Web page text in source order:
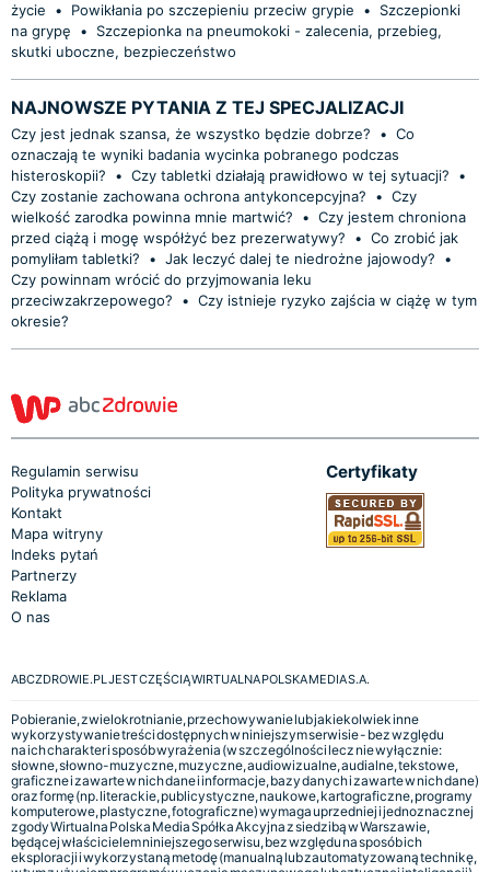
życie
• Powikłania po szczepieniu przeciw grypie •
Szczepionki
na grypę
•
Szczepionka na pneumokoki - zalecenia, przebieg,
skutki uboczne, bezpieczeństwo
NAJNOWSZE PYTANIA Z TEJ SPECJALIZACJI
Czy jest jednak szansa, że wszystko będzie dobrze? • Co
oznaczają te wyniki badania wycinka pobranego podczas
histeroskopii?
• Czy tabletki działają prawidłowo w tej sytuacji?
•
Czy zostanie zachowana ochrona antykoncepcyjna?
• Czy
wielkość zarodka powinna mnie martwić?
• Czy jestem chroniona
przed ciążą i mogę współżyć bez prezerwatywy?
• Co zrobić jak
pomyliłam tabletki?
• Jak leczyć dalej te niedrożne jajowody?
•
Czy powinnam wrócić do przyjmowania leku
przeciwzakrzepowego?
• Czy istnieje ryzyko zajścia w ciążę w tym
okresie?
Regulamin serwisu
Polityka prywatności
Kontakt
Mapa witryny
Indeks pytań
Partnerzy
Reklama
O nas
Certyfikaty
ABCZDROWIE.PL JEST CZĘŚCIĄ WIRTUALNA POLSKA MEDIA S.A.
Pobieranie, zwielokrotnianie, przechowywanie lub jakiekolwiek inne
wykorzystywanie treści dostępnych w niniejszym serwisie - bez względu
na ich charakter i sposób wyrażenia (w szczególności lecz nie wyłącznie:
słowne, słowno-muzyczne, muzyczne, audiowizualne, audialne, tekstowe,
graficzne i zawarte w nich dane i informacje, bazy danych i zawarte w nich dane)
oraz formę (np. literackie, publicystyczne, naukowe, kartograficzne, programy
komputerowe, plastyczne, fotograficzne) wymaga uprzedniej i jednoznacznej
zgody Wirtualna Polska Media Spółka Akcyjna z siedzibą w Warszawie,
będącej właścicielem niniejszego serwisu, bez względu na sposób ich
eksploracji i wykorzystaną metodę (manualną lub zautomatyzowaną technikę,